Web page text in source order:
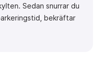
Sedan snurrar du
bekräftar